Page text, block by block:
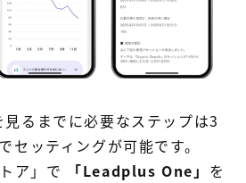
るまでに必要なステップは3
セッティングが可能です。
ア」で 「Leadplus One」 を